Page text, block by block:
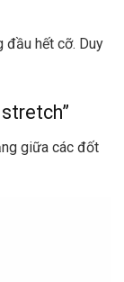
đầu hết cỡ. Duy
giữa các đốt